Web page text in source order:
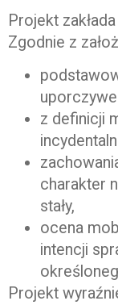
Projekt
Zgodnie z
z definicji
charakter
stały,
ocena
intencji
Projekt